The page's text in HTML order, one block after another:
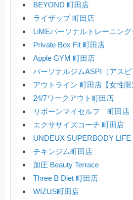
BEYOND 町田店
ライザップ 町田店
LiMEパーソナルトレーニング
Private Box Fit 町田店
Apple GYM 町田店
パーソナルジムASPI（アス
アウトライン 町田店【女性限
24/7ワークアウト町田店
リボーンマイセルフ 町田店
エクササイズコーチ 町田店
UNDEUX SUPERBODY
チキンジム町田店
加圧 Beauty Terrace
Three B Diet 町田店
WIZUS町田店